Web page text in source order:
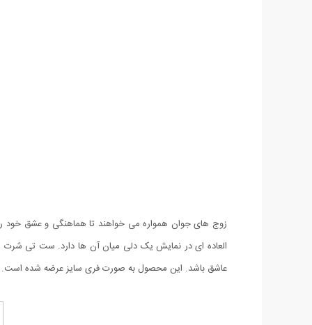
زوج های جوان همواره می خواهند تا هماهنگی و عشق خود
عاشق باشد. این محصول به صورت فری سایز عرضه شده است.